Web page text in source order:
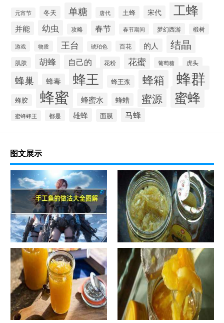
元宵节 冬天 单糖 唐代 土蜂 宋代 工蜂
并能 幼虫 攻略 春节 春节期间 梦幻西游 椴树
游戏 物质 王台 琥珀色 百花 的人 结晶
肌肤 胡蜂 自己的 花粉 花蜜 葡萄糖 虎头
蜂巢 蜂毒 蜂王 蜂王浆 蜂箱 蜂群
蜂胶 蜂蜜 蜂蜜水 蜂蜡 蜜源 蜜蜂
蜜蜂蜂王 都是 雄蜂 面膜 马蜂
图文展示
手工鱼的做法大全图解
蜂蜜柚子茶的正确做法-蜂蜜柚
子茶的浸泡方法有哪些？